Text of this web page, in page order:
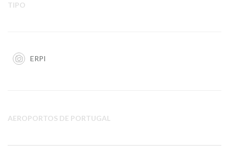
TIPO
ERPI
AEROPORTOS DE PORTUGAL